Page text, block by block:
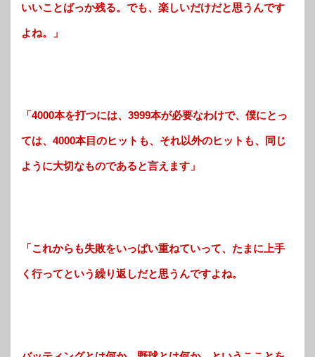
いいことばっか残る。でも、楽しいだけだと思うんです
よね。」
「4000本を打つには、3999本が必要なわけで、僕にとっ
ては、4000本目のヒットも、それ以外のヒットも、同じ
ように大切なものであると言えます」
「これからも失敗をいっぱい重ねていって、たまに上手
く行ってという繰り返しだと思うんですよね。